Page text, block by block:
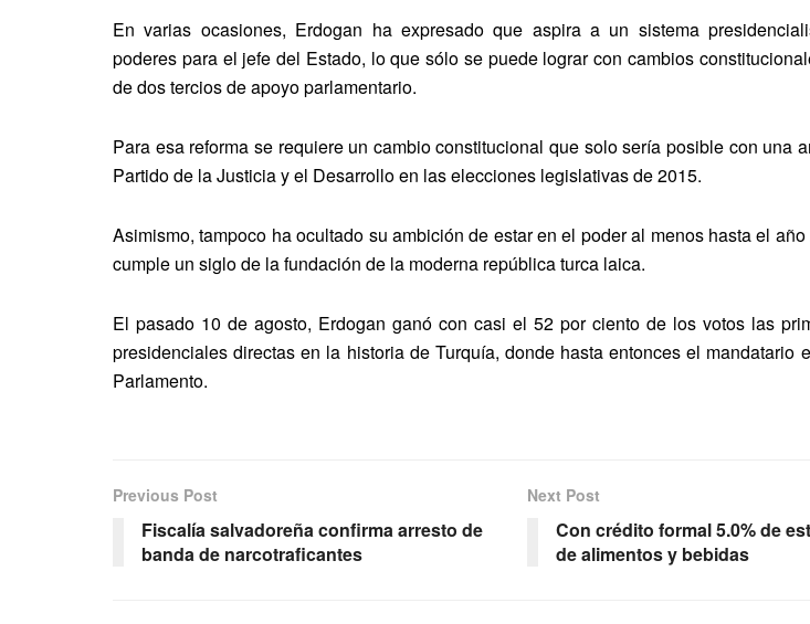
En varias ocasiones, Erdogan ha expresado que aspira a un sistema
poderes para el jefe del Estado, lo que sólo se puede lograr con cambios
de dos tercios de apoyo parlamentario.
Para esa reforma se requiere un cambio constitucional que solo sería posible con una
Partido de la Justicia y el Desarrollo en las elecciones legislativas de 2015.
Asimismo, tampoco ha ocultado su ambición de estar en el poder al menos hasta el
cumple un siglo de la fundación de la moderna república turca laica.
El pasado 10 de agosto, Erdogan ganó con casi el 52 por ciento de los votos las
presidenciales directas en la historia de Turquía, donde hasta entonces el mandatario
Parlamento.
Previous Post
Fiscalía salvadoreña confirma arresto de
banda de narcotraficantes
Next Post
Con crédito formal 5.0% de
de alimentos y bebidas